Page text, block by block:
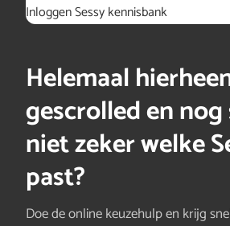
Inloggen Sessy kennisbank
Helemaal
gescrolled en nog
niet zeker welke
past?
Doe de online keuzehulp en krijg